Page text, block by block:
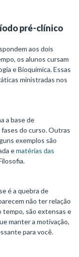
pré-clínico
aos dois
os alunos cursam
e Bioquímica. Essas
ministradas nos
a base de
do curso. Outras
exemplos são
ematérias das
é a quebra de
não ter relação
tempo, são extensas e
manter a motivação,
para você.